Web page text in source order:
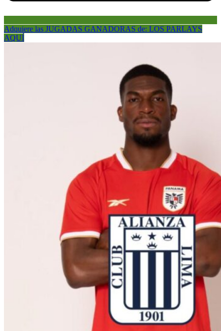
Adquiere las JUGADAS GANADORAS de: LOS PARLAYS
AQUÍ